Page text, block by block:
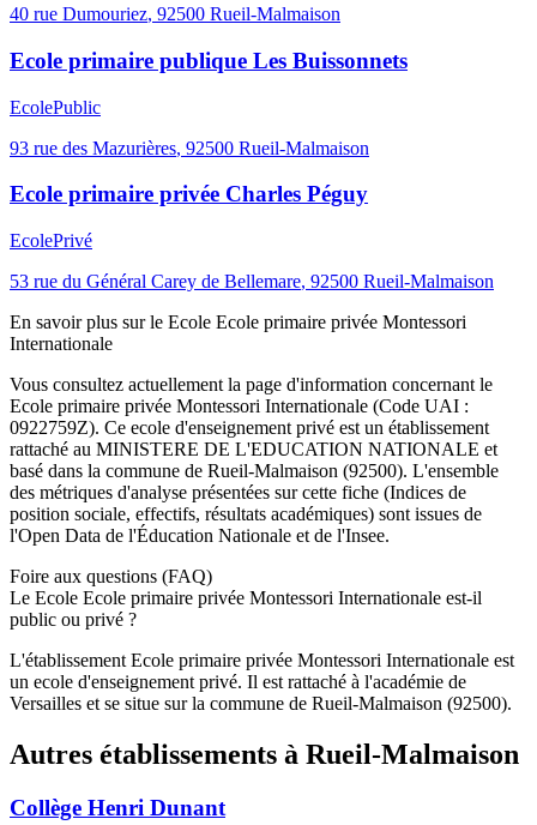
40 rue Dumouriez, 92500 Rueil-Malmaison
Ecole primaire publique Les Buissonnets
EcolePublic
93 rue des Mazurières, 92500 Rueil-Malmaison
Ecole primaire privée Charles Péguy
EcolePrivé
53 rue du Général Carey de Bellemare, 92500 Rueil-Malmaison
En savoir plus sur le Ecole Ecole primaire privée Montessori
Internationale
Vous consultez actuellement la page d'information concernant le
Ecole primaire privée Montessori Internationale (Code UAI :
0922759Z). Ce ecole d'enseignement privé est un établissement
rattaché au MINISTERE DE L'EDUCATION NATIONALE et
basé dans la commune de Rueil-Malmaison (92500). L'ensemble
des métriques d'analyse présentées sur cette fiche (Indices de
position sociale, effectifs, résultats académiques) sont issues de
l'Open Data de l'Éducation Nationale et de l'Insee.
Foire aux questions (FAQ)
Le Ecole Ecole primaire privée Montessori Internationale est-il
public ou privé ?
L'établissement Ecole primaire privée Montessori Internationale est
un ecole d'enseignement privé. Il est rattaché à l'académie de
Versailles et se situe sur la commune de Rueil-Malmaison (92500).
Autres établissements à Rueil-Malmaison
Collège Henri Dunant